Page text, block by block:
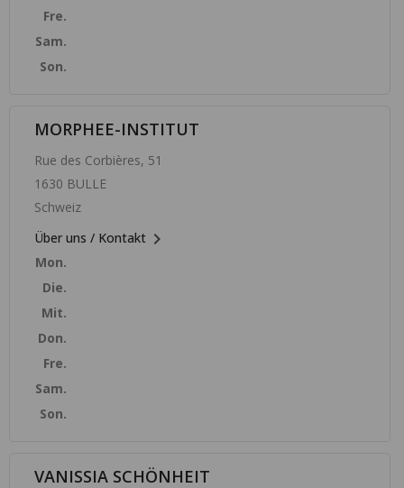
Fre.
Sam.
Son.
MORPHEE-INSTITUT
Rue des Corbières, 51
1630 BULLE
Schweiz
Über uns / Kontakt 
Mon.
Die.
Mit.
Don.
Fre.
Sam.
Son.
VANISSIA SCHÖNHEIT